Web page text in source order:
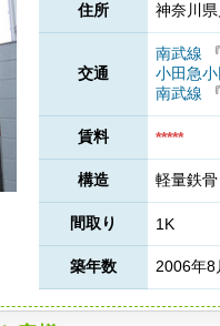
住所 神奈川
交通
南武線
小田急
南武線
賃料 *****
構造 軽量鉄骨
間取り 1K
築年数 2006年8